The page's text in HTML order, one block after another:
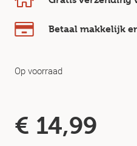
Betaal makkelijk
Op voorraad
€ 14,99